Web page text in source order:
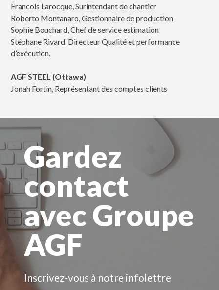
Francois Larocque, Surintendant de chantier
Roberto Montanaro, Gestionnaire de production
Sophie Bouchard, Chef de service estimation
Stéphane Rivard, Directeur Qualité et performance
d’exécution.
AGF STEEL (Ottawa)
Jonah Fortin, Représentant des comptes clients
Gardez
contact
avec Groupe
AGF
Inscrivez-vous à notre infolettre